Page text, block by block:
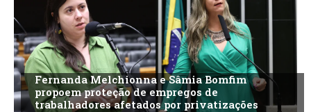
Fernanda Melchionna e Sâmia Bomfim
propoem proteção de empregos de
trabalhadores afetados por privatizações